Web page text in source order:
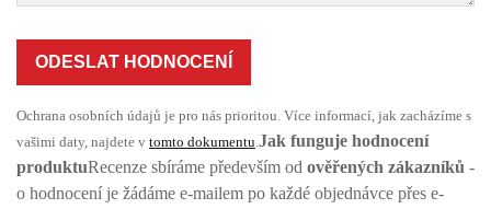
ODESLAT HODNOCENÍ
Ochrana osobních údajů je pro nás prioritou. Více informací, jak zacházíme s
vašimi daty, najdete v tomto dokumentu.Jak funguje hodnocení
produktuRecenze sbíráme především od ověřených zákazníků -
o hodnocení je žádáme e-mailem po každé objednávce přes e-